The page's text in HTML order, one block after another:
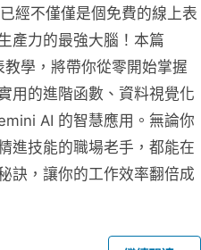
經不僅僅是個免費的線上表
產力的最強大腦！本篇
學，將帶你從零開始掌握
用的進階函數、資料視覺化
AI 的智慧應用。無論你
進技能的職場老手，都能在
訣，讓你的工作效率翻倍成